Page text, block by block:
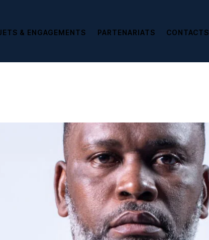
& ENGAGEMENTS PARTENARIATS CONTACTS